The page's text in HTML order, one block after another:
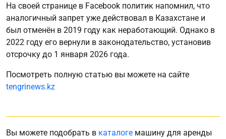
На своей странице в Facebook политик напомнил, что
аналогичный запрет уже действовал в Казахстане и
был отменён в 2019 году как неработающий. Однако в
2022 году его вернули в законодательство, установив
отсрочку до 1 января 2026 года.
Посмотреть полную статью вы можете на сайте
tengrinews.kz
Вы можете подобрать в каталоге машину для аренды